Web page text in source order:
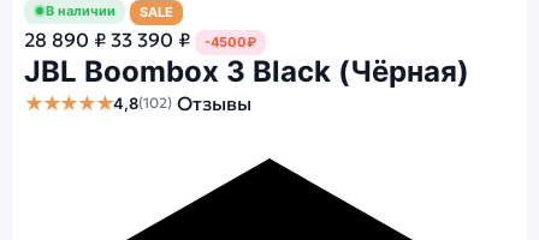
В наличии SALE
28 890 ₽ 33 390 ₽ -4500₽
JBL Boombox 3 Black (Чёрная)
★★★★★4,8(102) Отзывы